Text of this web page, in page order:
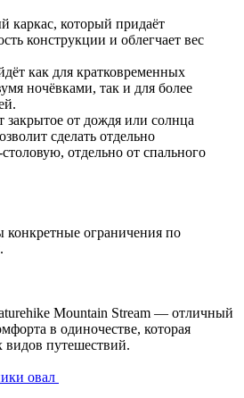
который придаёт
конструкции и облегчает вес
как для кратковременных
ночёвками, так и для более
закрытое от дождя или солнца
сделать отдельно
отдельно от спального
ограничения по
Mountain Stream — отличный
в одиночестве, которая
видов путешествий.
овал